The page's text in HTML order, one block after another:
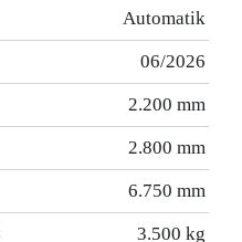
Automatik
06/2026
2.200 mm
2.800 mm
6.750 mm
3.500 kg